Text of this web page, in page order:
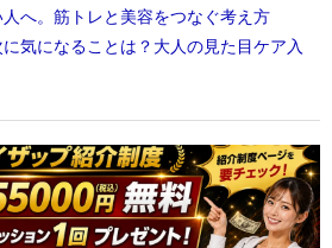
へ。筋トレと美容をつなぐ考え方
気になることは？大人の見た目ケア入